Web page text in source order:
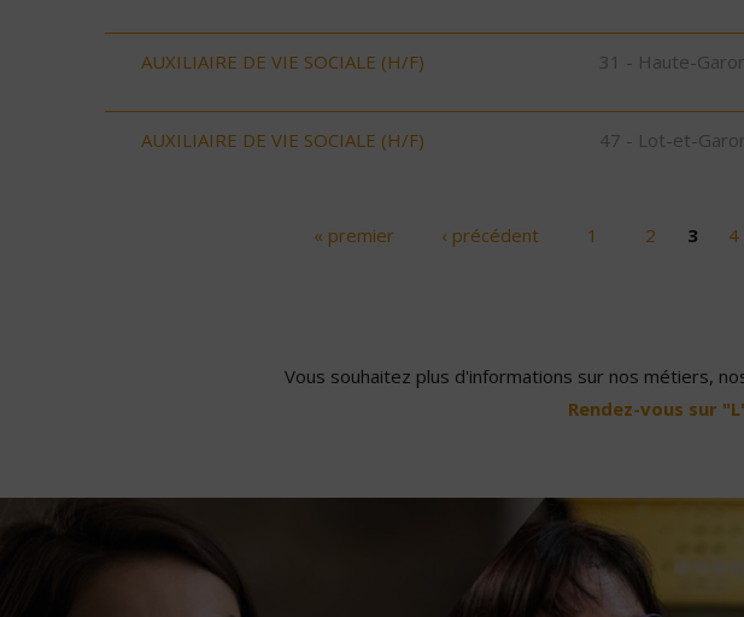
AUXILIAIRE DE VIE SOCIALE (H/F) 31 - Haute-
AUXILIAIRE DE VIE SOCIALE (H/F) 47 - Lot-et-
« premier ‹ précédent 1 2 3 4
Vous souhaitez plus d'informations sur nos métiers,
Rendez-vous sur